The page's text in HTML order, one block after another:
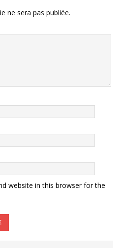
ne sera pas publiée.
website in this browser for the